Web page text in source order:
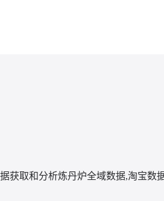
获取和分析炼丹炉全域数据,淘宝数